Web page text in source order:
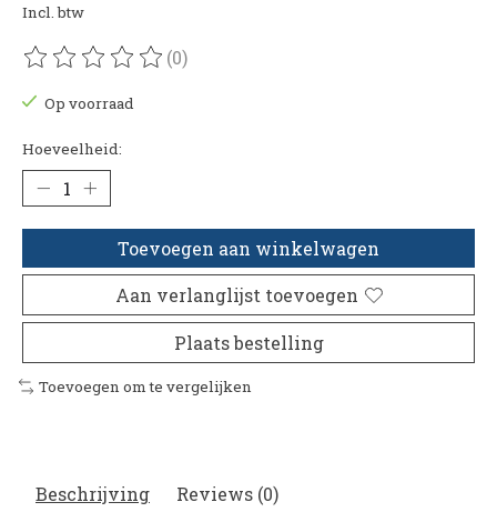
Incl. btw
De beoordeling van dit product is
(0)
Op voorraad
Hoeveelheid:
Toevoegen aan winkelwagen
Aan verlanglijst toevoegen
Plaats bestelling
Toevoegen om te vergelijken
Beschrijving Reviews (0)